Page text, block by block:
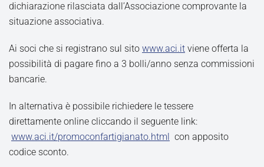
dichiarazione rilasciata dall’Associazione comprovante la
situazione associativa.
Ai soci che si registrano sul sito www.aci.it viene offerta la
possibilità di pagare fino a 3 bolli/anno senza commissioni
bancarie.
In alternativa è possibile richiedere le tessere
direttamente online cliccando il seguente link:
www.aci.it/promoconfartigianato.html con apposito
codice sconto.